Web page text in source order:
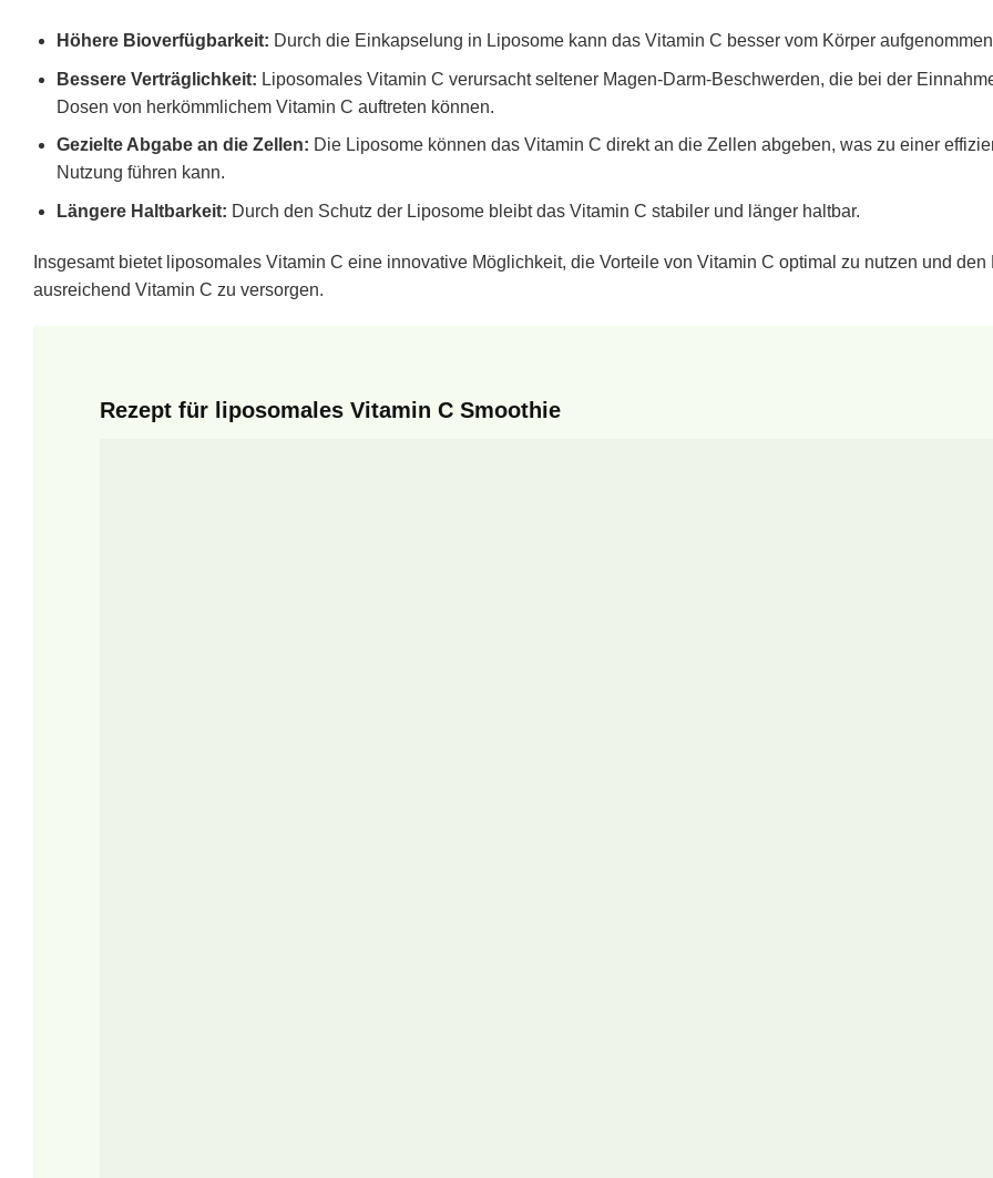
Höhere Bioverfügbarkeit: Durch die Einkapselung in Liposome kann das Vitamin C besser vom Körper
Bessere Verträglichkeit: Liposomales Vitamin C verursacht seltener Magen-Darm-Beschwerden, die bei der
Dosen von herkömmlichem Vitamin C auftreten können.
Gezielte Abgabe an die Zellen: Die Liposome können das Vitamin C direkt an die Zellen abgeben, was zu einer
Nutzung führen kann.
Längere Haltbarkeit: Durch den Schutz der Liposome bleibt das Vitamin C stabiler und länger haltbar.
Insgesamt bietet liposomales Vitamin C eine innovative Möglichkeit, die Vorteile von Vitamin C optimal zu nutzen und den
ausreichend Vitamin C zu versorgen.
Rezept für liposomales Vitamin C Smoothie